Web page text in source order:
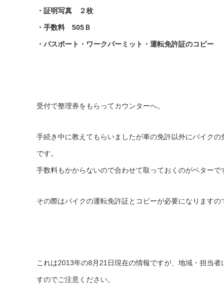
・証明写真 ２枚
・手数料 505Ｂ
・パスポート・ワークパーミット・運転免許証のコピー
受付で整理券をもらってカウンターへ。
手続き中に教えてもらいましたが車の免許以外にバイク
です。
手数料もかからないので合わせて取っておくのがベターで
その際はバイクの運転免許証とコピーが必要になりますの
これは2013年の8月21日現在の情報ですが、地域・担当
すのでご注意ください。